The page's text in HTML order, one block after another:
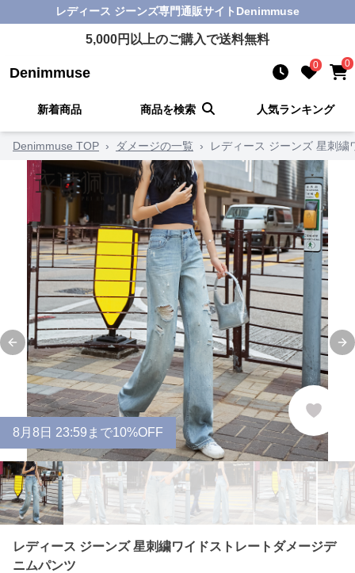
レディース ジーンズ専門通販サイト Denimmuse
5,000円以上のご購入で送料無料
Denimmuse 0 0
新着商品 商品を検索 人気ランキング
Denimmuse TOP › ダメージの一覧 › レディース ジーンズ 星刺
Previous slide
8 月 8 日 23:59まで10%OFF
レディース ジーンズ 星刺繍ワイドストレートダメージデ
ニムパンツ